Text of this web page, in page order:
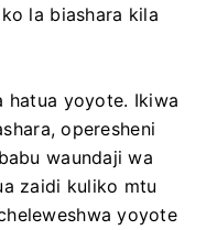
la biashara kila
yoyote. Ikiwa
operesheni
waundaji wa
zaidi kuliko mtu
yoyote